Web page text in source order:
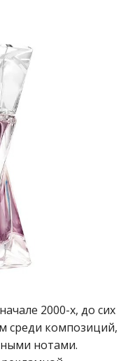
2000-х, до сих
среди композиций,
нотами.